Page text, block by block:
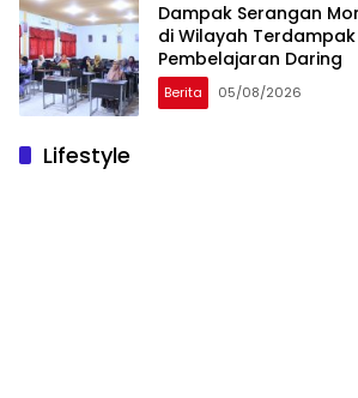
Dampak Serangan
di Wilayah
Pembelajaran Daring
Berita 05/08/2026
Lifestyle